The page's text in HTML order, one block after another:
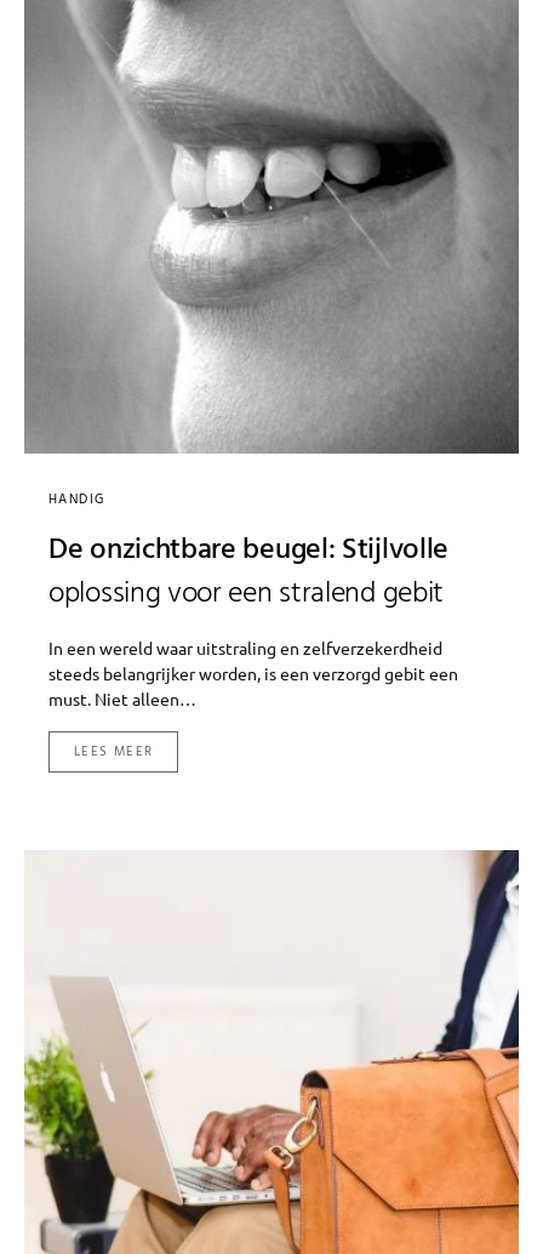
HANDIG
De onzichtbare beugel: Stijlvolle
oplossing voor een stralend gebit
In een wereld waar uitstraling en zelfverzekerdheid
steeds belangrijker worden, is een verzorgd gebit een
must. Niet alleen…
LEES MEER